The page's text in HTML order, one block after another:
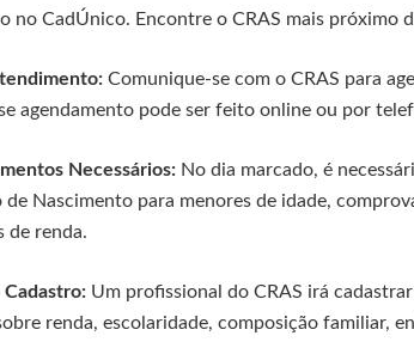
no CadÚnico. Encontre o CRAS mais próximo
Comunique-se com o CRAS para
agendamento pode ser feito online ou por
Necessários: No dia marcado, é
de Nascimento para menores de idade,
de renda.
Cadastro: Um profissional do CRAS irá
renda, escolaridade, composição familiar,